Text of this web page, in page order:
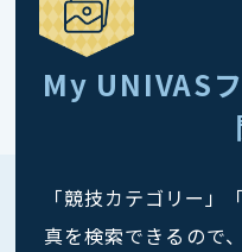
My UNIVAS
「競技カテゴリー」
真を検索できるので